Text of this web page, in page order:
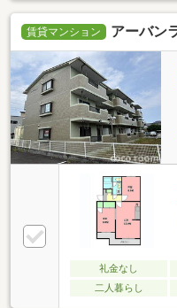
賃貸マンション アーバン
礼金なし
二人暮らし